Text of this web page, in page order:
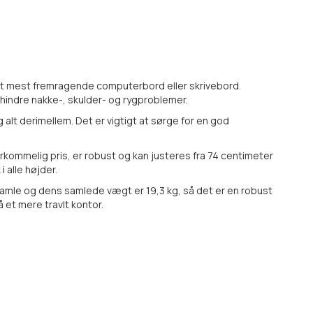
fremragende computerbord eller skrivebord.
nakke-, skulder- og rygproblemer.
derimellem. Det er vigtigt at sørge for en god
pris, er robust og kan justeres fra 74 centimeter
alle højder.
og dens samlede vægt er 19,3 kg, så det er en robust
et mere travlt kontor.